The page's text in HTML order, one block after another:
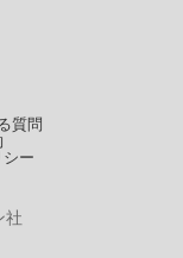
質問
ー
社